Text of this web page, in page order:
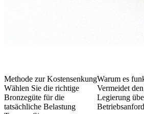
Methode zur KostensenkungWarum es
Wählen Sie die richtige
Bronzegüte für die
tatsächliche Belastung
Vermeidet
Legierung